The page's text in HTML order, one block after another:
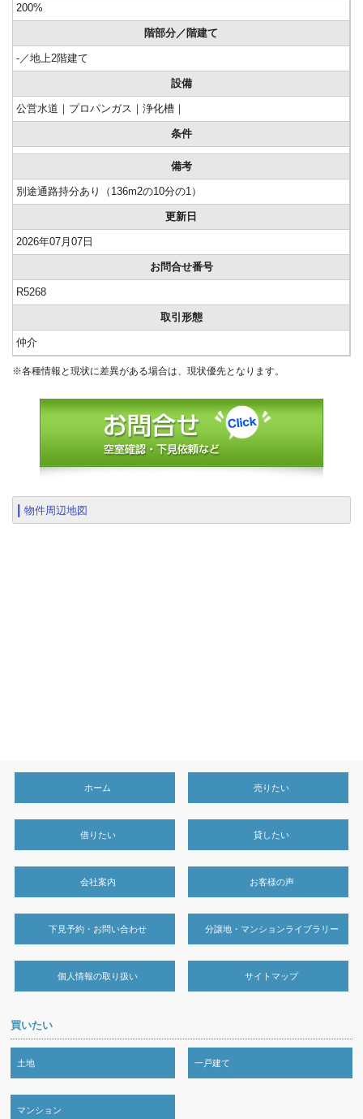
200%
階部分／階建て
-／地上2階建て
設備
公営水道｜プロパンガス｜浄化槽｜
条件
備考
別途通路持分あり（136m2の10分の1）
更新日
2026年07月07日
お問合せ番号
R5268
取引形態
仲介
※各種情報と現状に差異がある場合は、現状優先となります。
物件周辺地図
ホーム 売りたい
借りたい 貸したい
会社案内 お客様の声
下見予約・お問い合わせ 分譲地・マンションライブラリー
個人情報の取り扱い サイトマップ
買いたい
土地 一戸建て
マンション